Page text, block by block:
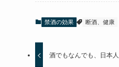
禁酒の効果 断酒、健康
酒でもなんでも、日本